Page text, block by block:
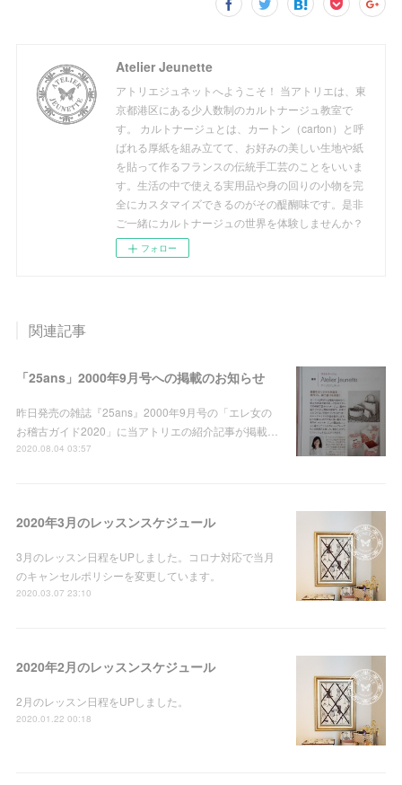
Atelier Jeunette
アトリエジュネットへようこそ！ 当アトリエは、東
京都港区にある少人数制のカルトナージュ教室で
す。 カルトナージュとは、カートン（carton）と呼
ばれる厚紙を組み立てて、お好みの美しい生地や紙
を貼って作るフランスの伝統手工芸のことをいいま
す。生活の中で使える実用品や身の回りの小物を完
全にカスタマイズできるのがその醍醐味です。是非
ご一緒にカルトナージュの世界を体験しませんか？
フォロー
関連記事
「25ans」2000年9月号への掲載のお知らせ
昨日発売の雑誌『25ans』2000年9月号の「エレ女の
お稽古ガイド2020」に当アトリエの紹介記事が掲載…
2020.08.04 03:57
2020年3月のレッスンスケジュール
3月のレッスン日程をUPしました。コロナ対応で当月
のキャンセルポリシーを変更しています。
2020.03.07 23:10
2020年2月のレッスンスケジュール
2月のレッスン日程をUPしました。
2020.01.22 00:18